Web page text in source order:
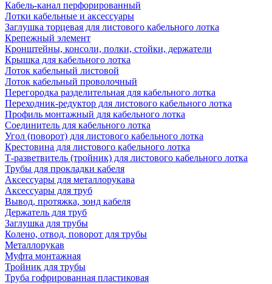
Кабель-канал перфорированный
Лотки кабельные и аксессуары
Заглушка торцевая для листового кабельного лотка
Крепежный элемент
Кронштейны, консоли, полки, стойки, держатели
Крышка для кабельного лотка
Лоток кабельный листовой
Лоток кабельный проволочный
Перегородка разделительная для кабельного лотка
Переходник-редуктор для листового кабельного лотка
Профиль монтажный для кабельного лотка
Соединитель для кабельного лотка
Угол (поворот) для листового кабельного лотка
Крестовина для листового кабельного лотка
Т-разветвитель (тройник) для листового кабельного лотка
Трубы для прокладки кабеля
Аксессуары для металлорукава
Аксессуары для труб
Вывод, протяжка, зонд кабеля
Держатель для труб
Заглушка для трубы
Колено, отвод, поворот для трубы
Металлорукав
Муфта монтажная
Тройник для трубы
Труба гофрированная пластиковая